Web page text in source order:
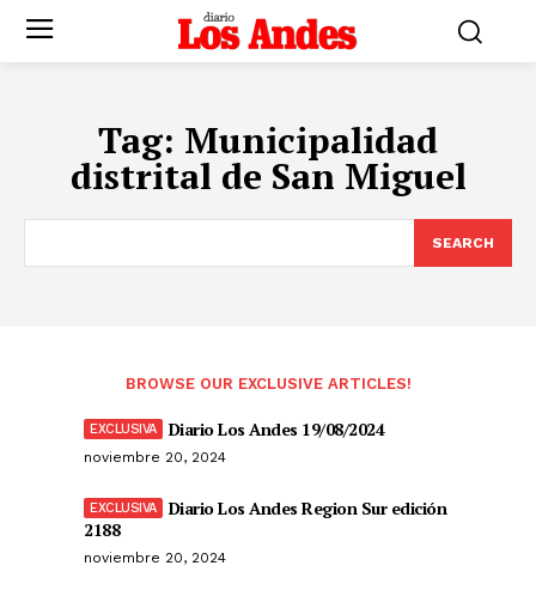
Tag: Municipalidad
distrital de San Miguel
SEARCH
BROWSE OUR EXCLUSIVE ARTICLES!
Diario Los Andes 19/08/2024
noviembre 20, 2024
Diario Los Andes Region Sur edición
2188
noviembre 20, 2024